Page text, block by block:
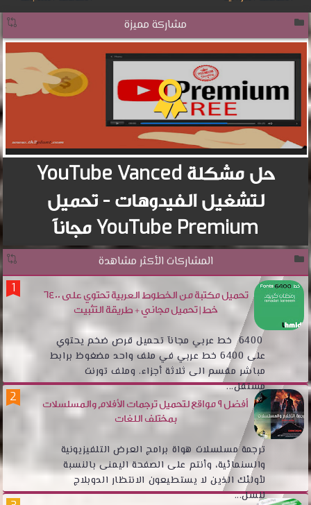
مشاركة مميزة
حل مشكلة YouTube Vanced
لتشغيل الفيدوهات - تحميل
YouTube Premium مجاناً
المشاركات الأكثر مشاهدة
تحميل مكتبة من الخطوط العربية تحتوي على 6400
خط | تحميل مجاني + طريقة التثبيت
6400 خط عربي مجانآ تحميل قرص ضخم يحتوي
على 6400 خط عربي في ملف واحد مضغوظ برابط
مباشر مقسم الى ثلاثة أجزاء. وملف تورنت
مستقل...
أفضل 9 مواقع لتحميل ترجمات الأفلام والمسلسلات
بمختلف اللغات
ترجمة مسلسلات هواة برامج العرض التلفيزيونية
والسنمائية، وأنتم على الصفحة اليمنى بالنسبة
لأولئك الذين لا يستطيعون الانتظار الدوبلاج
للسل...